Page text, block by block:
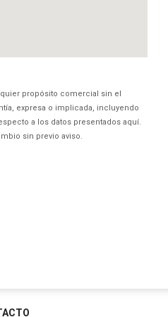
propósito comercial sin el
expresa o implicada, incluyendo
a los datos presentados aquí.
sin previo aviso.